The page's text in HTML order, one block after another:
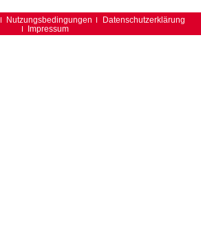
Nutzungsbedingungen
Datenschutzerklärung
Impressum